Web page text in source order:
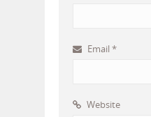
Email *
Website